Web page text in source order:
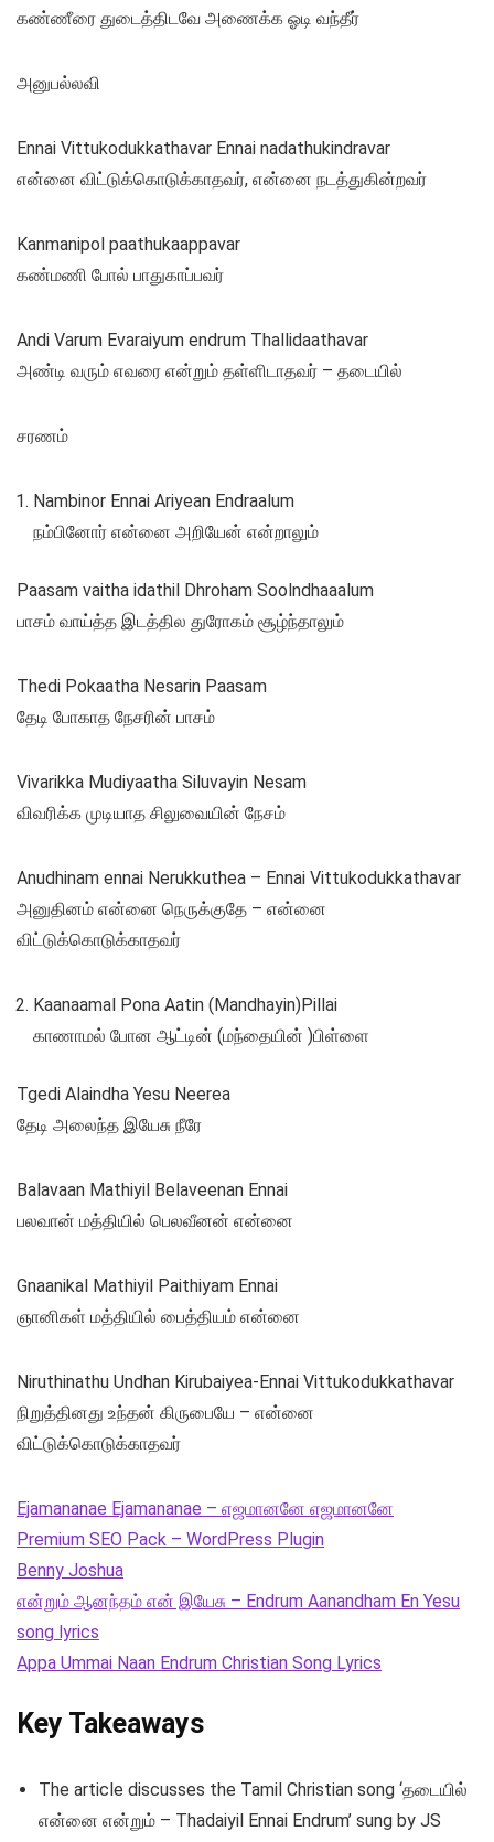
கண்ணீரை துடைத்திடவே அணைக்க ஓடி வந்தீர்
அனுபல்லவி
Ennai Vittukodukkathavar Ennai nadathukindravar
என்னை விட்டுக்கொடுக்காதவர், என்னை நடத்துகின்றவர்
Kanmanipol paathukaappavar
கண்மணி போல் பாதுகாப்பவர்
Andi Varum Evaraiyum endrum Thallidaathavar
அண்டி வரும் எவரை என்றும் தள்ளிடாதவர் – தடையில்
சரணம்
Nambinor Ennai Ariyean Endraalum
நம்பினோர் என்னை அறியேன் என்றாலும்
Paasam vaitha idathil Dhroham Soolndhaaalum
பாசம் வாய்த்த இடத்தில துரோகம் சூழ்ந்தாலும்
Thedi Pokaatha Nesarin Paasam
தேடி போகாத நேசரின் பாசம்
Vivarikka Mudiyaatha Siluvayin Nesam
விவரிக்க முடியாத சிலுவையின் நேசம்
Anudhinam ennai Nerukkuthea – Ennai Vittukodukkathavar
அனுதினம் என்னை நெருக்குதே – என்னை
விட்டுக்கொடுக்காதவர்
Kaanaamal Pona Aatin (Mandhayin)Pillai
காணாமல் போன ஆட்டின் (மந்தையின் )பிள்ளை
Tgedi Alaindha Yesu Neerea
தேடி அலைந்த இயேசு நீரே
Balavaan Mathiyil Belaveenan Ennai
பலவான் மத்தியில் பெலவீனன் என்னை
Gnaanikal Mathiyil Paithiyam Ennai
ஞானிகள் மத்தியில் பைத்தியம் என்னை
Niruthinathu Undhan Kirubaiyea-Ennai Vittukodukkathavar
நிறுத்தினது உந்தன் கிருபையே – என்னை
விட்டுக்கொடுக்காதவர்
Ejamananae Ejamananae – எஜமானனே எஜமானனே
Premium SEO Pack – WordPress Plugin
Benny Joshua
என்றும் ஆனந்தம் என் இயேசு – Endrum Aanandham En Yesu
song lyrics
Appa Ummai Naan Endrum Christian Song Lyrics
Key Takeaways
The article discusses the Tamil Christian song ‘தடையில்
என்னை என்றும் – Thadaiyil Ennai Endrum’ sung by JS